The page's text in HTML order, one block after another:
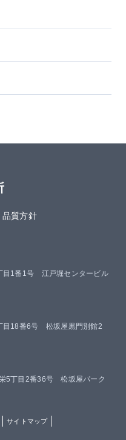
品質方針​
目1番1号 江戸堀センタービル
目18番6号 松坂屋黒門別館2
5丁目2番36号 松坂屋パーク
サイトマップ